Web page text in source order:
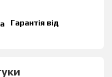
Гарантія від